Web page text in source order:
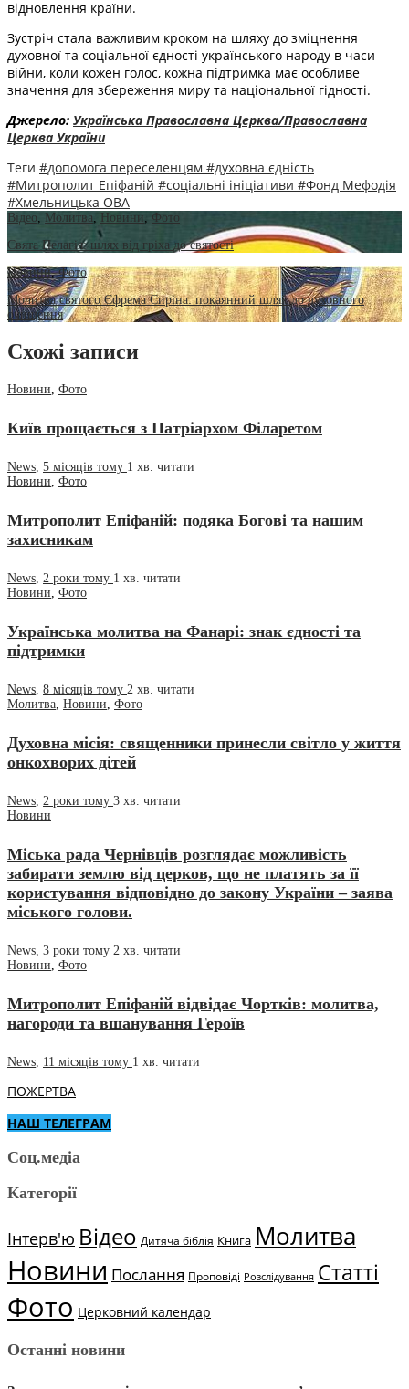
відновлення країни.
Зустріч стала важливим кроком на шляху до зміцнення
духовної та соціальної єдності українського народу в часи
війни, коли кожен голос, кожна підтримка має особливе
значення для збереження миру та національної гідності.
Джерело: Українська Православна Церква/Православна
Церква України
Теги #допомога переселенцям #духовна єдність
#Митрополит Епіфаній #соціальні ініціативи #Фонд Мефодія
#Хмельницька ОВА
Відео Молитва Новини
Фото
Свята Пелагія: шлях від гріха до святості
Новини,Фото
Молитва святого Єфрема Сиріна: покаянний шлях до духовного
очищення
Схожі записи
Новини, Фото
Київ прощається з Патріархом Філаретом
News, 5 місяців тому 1 хв. читати
Новини, Фото
Митрополит Епіфаній: подяка Богові та нашим
захисникам
News, 2 роки тому 1 хв. читати
Новини, Фото
Українська молитва на Фанарі: знак єдності та
підтримки
News, 8 місяців тому 2 хв. читати
Молитва, Новини, Фото
Духовна місія: священники принесли світло у життя
онкохворих дітей
News 2 роки тому 3 хв. читати
Новини
Міська рада Чернівців розглядає можливість
забирати землю від церков, що не платять за її
користування відповідно до закону України – заява
міського голови.
News 3 роки тому 2 хв. читати
Новини Фото
Митрополит Епіфаній відвідає Чортків: молитва,
нагороди та вшанування Героїв
News 11 місяців тому 1 хв. читати
ПОЖЕРТВА
НАШ ТЕЛЕГРАМ
Соц.медіа
Категорії
Інтерв'ю Відео Дитяча біблія Книга Молитва
Новини Послання Проповіді Розслідування Статті
Фото Церковний календар
Останні новини